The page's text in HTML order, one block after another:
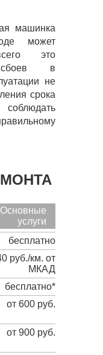
машинка
может
это
сбоев в
не
срока
Основные
услуги
бесплатно
руб./км. от
МКАД
бесплатно*
от 600 руб.
от 900 руб.